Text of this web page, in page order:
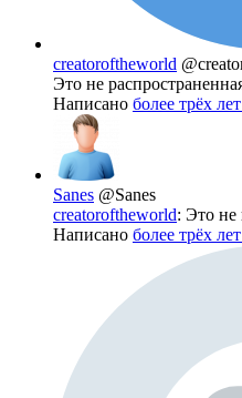
creatoroftheworld
Это не
Написано более трёх
Sanes @Sanes
creatoroftheworld: Это не
Написано более трёх